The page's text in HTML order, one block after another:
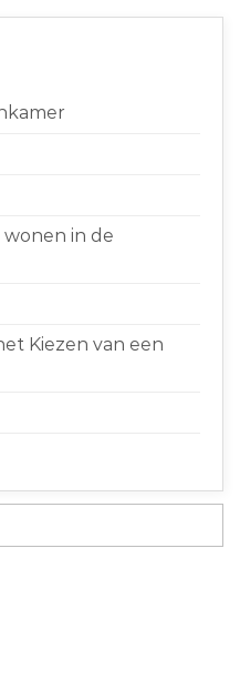
in de
Kiezen van een